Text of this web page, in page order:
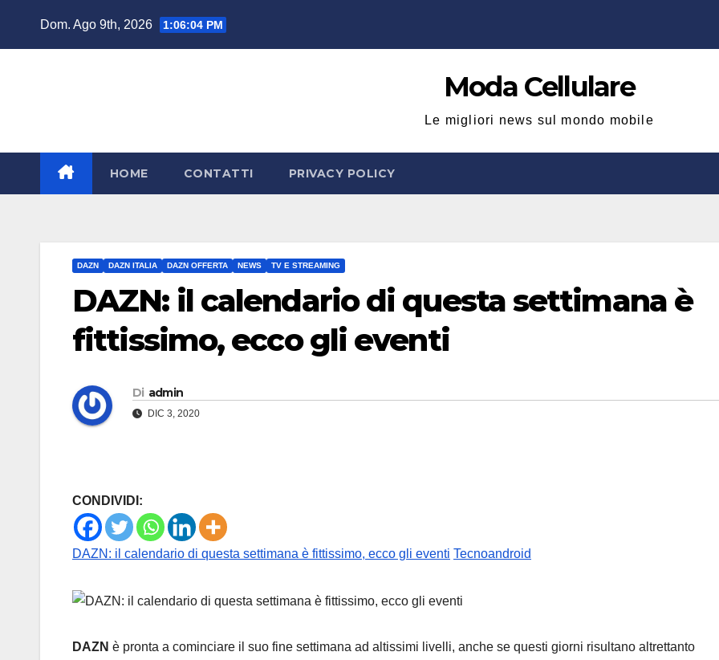
Dom. Ago 9th, 2026 1:06:05 PM
Moda Cellulare
Le migliori news sul mondo mobile
HOME CONTATTI PRIVACY POLICY
DAZN DAZN ITALIA DAZN OFFERTA NEWS TV E STREAMING
DAZN: il calendario di questa settimana è
fittissimo, ecco gli eventi
Di admin
DIC 3, 2020
CONDIVIDI:
DAZN: il calendario di questa settimana è fittissimo, ecco gli eventi Tecnoandroid
DAZN è pronta a cominciare il suo fine settimana ad altissimi livelli, anche se questi giorni risultano altrettanto